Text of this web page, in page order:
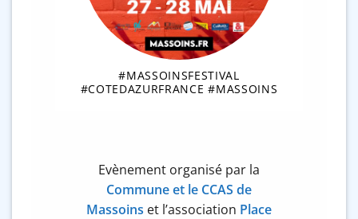
#MASSOINSFESTIVAL
#COTEDAZURFRANCE #MASSOINS
Evènement organisé par la
Commune et le CCAS de
Massoins et l’association Place